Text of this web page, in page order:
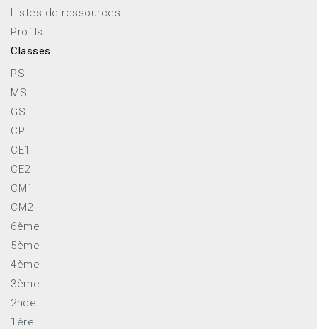
Listes de ressources
Profils
Classes
PS
MS
GS
CP
CE1
CE2
CM1
CM2
6ème
5ème
4ème
3ème
2nde
1ère